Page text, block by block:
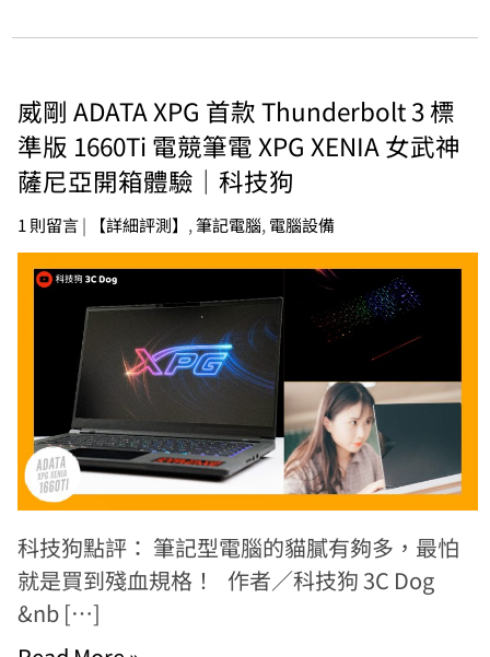
威剛 ADATA XPG 首款 Thunderbolt 3 標
準版 1660Ti 電競筆電 XPG XENIA 女武神
薩尼亞開箱體驗｜科技狗
1 則留言| 【詳細評測】 ,筆記電腦, 電腦設備
科技狗點評： 筆記型電腦的貓膩有夠多，最怕
就是買到殘血規格！ 作者／科技狗 3C Dog
&nb […]